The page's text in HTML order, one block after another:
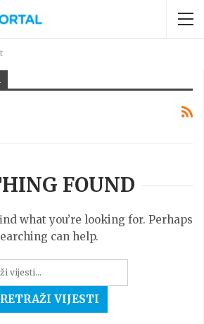
FOUND
what you’re looking for. Perhaps
can help.